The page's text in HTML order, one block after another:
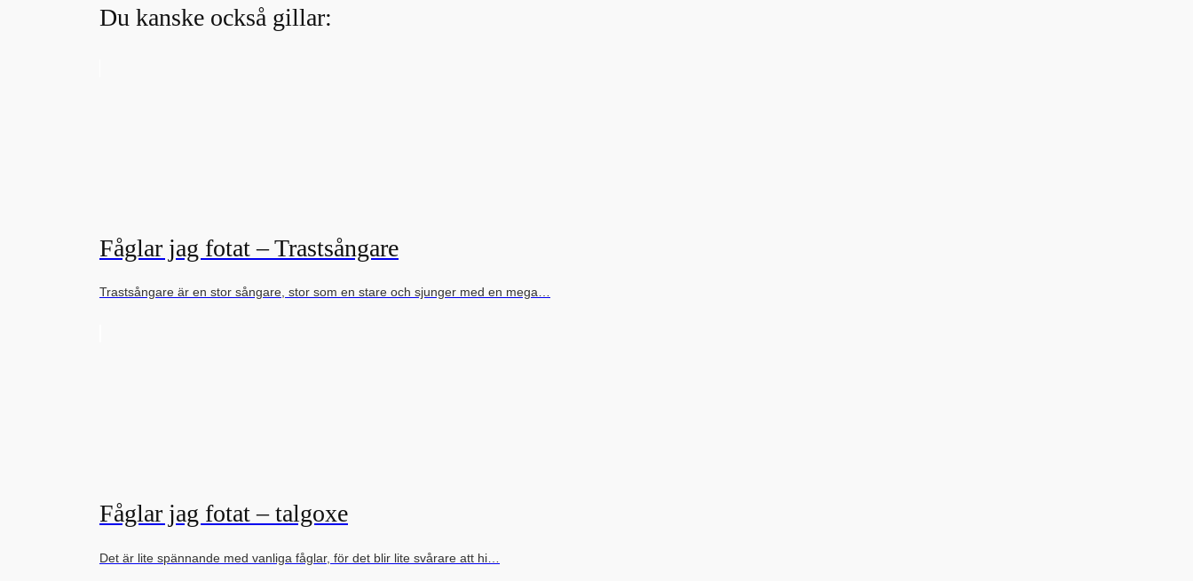
Du kanske också gillar:
Fåglar jag fotat – Trastsångare
Trastsångare är en stor sångare, stor som en stare och sjunger med en mega…
Fåglar jag fotat – talgoxe
Det är lite spännande med vanliga fåglar, för det blir lite svårare att hi…